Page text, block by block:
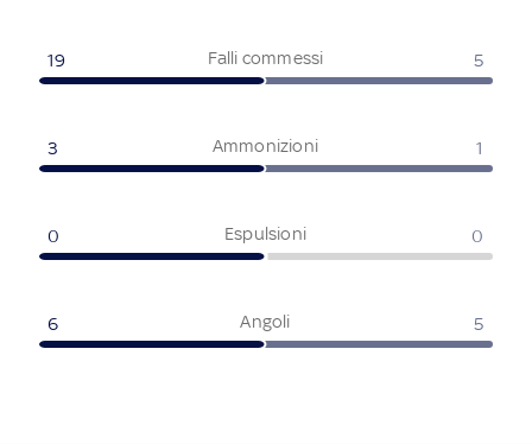
Falli commessi
19 5
Ammonizioni
3 1
Espulsioni
0 0
Angoli
6 5